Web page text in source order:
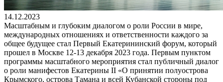
14.12.2023
Масштабным и глубоким диалогом о роли России в мире, международных отношениях и ответственности каждого за общее будущее стал Первый Екатерининский форум, который прошел в Москве 12-13 декабря 2023 года. Первым пунктом программы масштабного мероприятия стал публичный диалог о роли манифестов Екатерины II «О принятии полуострова Крымского, острова Тамана и всей Кубанской стороны под Российскую Державу» и «О приглашении иностранцев в Россию». Эти важные исторические документы, выпущенные 240 и 260 лет назад соответственно, стали концептуальной основой форума, призванного провести параллели между прошлым, настоящим и будущим, и показать, как в современных геополитических условиях Россия становится для жителей западных стран местом для новой жизни. В поисках стабильности и перспективы люди за рубежом всё чаще обращают свой взор на Россию, которая может стать для них «спасительным ковчегом», местом, где веками хранят традиционные духовно-нравственные ценности и сохраняют уникальную идентичность каждого народа. «Наша Конституция дает гарантии сохранения единства и культурного многообразия народов в Российской Федерации. Мы – страна, которая бережно относится к истории, традициям, языкам каждого народа, одновременно делая все для того, чтобы основной нашей идентичностью была общегосударственная общероссийская гражданская идентичность», – такими словами открыл форум заместитель руководителя Администрации Президента РФ, председатель президиума Совета при Президенте РФ по межнациональным отношениям Магомедсалам Магомедов. На Екатерининском форуме речь шла об огромном потенциале России. Несмотря на беспрецедентное внешнее давление, ключевым фактором для переселения является обеспеченность России всем, что необходимо для комфортной и устойчивой жизни – от масштабов территории и достатка природных ресурсов до экономических условий, при которых высококвалифицированные иностранные специалисты смогут реализовать себя в полной мере. «Семнадцать с половиной тысяч санкций направлено против нас. Мы приняли более двухсот законов, которые позволили нам серьезно улучшить ситуацию в экономике, укрепить обороноспособность, укрепить междунациональные отношения. Так что Россия отмобилизовалась в противостоянии трудностям, которые нам навязывают, и, не скрывая, ждут нашего развала. Становится очевидным, что все происходит с точностью наоборот: в правде – сила», – депутат Государственной Думы ФС РФ, председатель Общероссийской общественно-государственной организации «Ассамблея народов России» Владимир Васильев. Россия – большая многонациональная страна, которая несет на своих плечах ответственность за будущее мирового сообщества, сохраняет и продвигает традиционные духовно-нравственные ценности. Для разделяющих эти ценности, для тех, кто готов интегрироваться и жить по правилам общежития, которым не одна сотня лет, Россия предлагает достойные условия для новой жизни. «Вы даже себе не представляете, какое количество запросов наши посольства и консульства получают от людей, которые говорят о том, что хотели бы приехать в нашу страну для того, чтобы их дети получили возможность сохранять свою идентичность, быть мальчиками и девочками, такими, какими их создали родители. Когда мы начали получать эти запросы, это было несколько лет назад, честно вам скажу, это вызывало недоумение, а иногда такую внутреннюю улыбку. Мы даже не понимали, о чем идет речь, но это было примерно 8-9 лет назад. Люди обращались к нам, возможно, в их судьбе последнему арбитру, последнему другу, последнему способу сохранить идентичность, в том числе свои семьи», – обозначила в своем выступлении в рамках публичного диалога директор департамента информации и печати МИД РФ Мария Захарова. Андрей Бельянинов, Генеральный секретарь Ассамблеи народов Евразии привел конкретные факты и цифры: «Наши партнёры говорят о готовности 2,5 млн немцев переселиться в Россию. Это серьезный сигнал. Мне представляется важным, чтобы это было поддержано». В ходе публичного диалога потомок рода Екатерины II, германский журналист, президент «Deutsche Lebensbrücke e. В.» в Мюнхене, член правления «Альманаха де Гота» в Лондоне принц Эдуард фон Ангальт отметил, что в пространстве России сливаются культуры, традиции и менталитеты и это создает уникальную среду для процветания как коллективного, так и индивидуального развития: «Мы сегодня слышали много прекрасных примеров того, как сейчас живет Россия под гнетом санкций, и я думаю, что это можно сопоставить с теми временами, когда на троне правила Екатерина II. Также отмечу, что у каждого из народов России есть собственный сильный голос, и это действительно невероятно». Интересная дискуссия развернулась на площадке «Ответственность каждого за общее будущее», организатором которой стал Международный союз неправительственных организаций «Ассамблея народов Евразии». Здесь речь шла не только об укреплении международного сотрудничества средствами народной дипломатии, но и о тех вызовах и задачах, которые стоят сегодня перед обществом во всем мире. Генеральный секретарь Ассамблеи народов Евразии Андрей Бельянинов поднял важную тему – политику разделения по религиозному признаку, который используют сегодня те, кто пытается препятствовать развитию дружественных отношений между народами и государствами: «Политика разделения касается всех отраслей, всех областей человеческого знания и бытия. Получилось так, что иногда ислам ассоциируется с терроризмом. Это неправильно. Надо говорить об этом громко и говорить, что это неправильно! Появляется очень большое количество проповедников, лже-имамов, которые нигде не учились. Они проповедуют слово ислама, не понимая того, о чем говорят. Во всех религиях есть такие авантюристы. И когда, например, Саудовская Аравия или Катар заявляют, что хотят, чтобы ислам развивался – у людей, которые живут на этих территориях, возникает страх, что вдруг придут террористы. Это проблема и о ней нужно говорить». Соглашаясь с Андреем Бельяниновым в вопросе существования проблемы, член Парламента Королевства Бахрейн, Председатель Союза выпускников советских и российских вузов в Королевстве Бахрейн Юсиф Зейнал пояснил: «Я думаю, что в религии, в принципе нет разницы между людьми. То, что кто-то араб или не араб, какой у него цвет кожи - нет разницы, это точно. Я также могу сказать, что в последние годы, что-то случилось, не было такого отношения к исламу. Ислам – это мирная религия». При этом участник дискуссии отметил современные изменения, ведущие к миру и взаимопониманию между народами: «Мир меняется каждый день. Мы видим хорошие тренды к многополярному миру. Большинство из наций выступают за изменения мира. Но не только принципы нужно менять, но ещё и мировые структуры, которые все контролируют. Мы хотим, чтобы у нас был баланс, честность и справедливость по отношению к людям… Для нас БРИКС - хороший пример взаимодействия… Ассамблея народов Евразии сегодня объединяет людей на принципах сотрудничества, единства, равенства. У меня предложение - можем назвать нашу организацию не только Ассамблея народов Евразии, но и Ассамблея всего мира». Глубоко осмыслить каждому инструменты развития на уровне государств предложила Сопредседатель Генерального совета Ассамблеи народов Евразии, член государственной Комиссии Российской Федерации по делам ЮНЕСКО, Посол Доброй воли ЮНЕСКО Александра Очирова: «Нравственность и истина являются регулятором и самым главным ресурсом, который создал человека таким, каким он сегодня является. Не столько производительные силы, потребности человека, а эти категории, - сказала Александра Васильевна, - Сегодня очень важно понять, что в каждой стране, во всем мире присутствует одна проблема - проблема отсутствия стратегии». Разговор об инструментах развития общества, отношений между народами на сессии Ассамблеи народов Евразии «Ответственность каждого за общее будущее» поддержал Алексей Дзермант - директор «Центра изучения и развития континентальной интеграции «Северная Евразия» (Республика Беларусь): «Наша задача - найти подходы к развитию общества, которые бы гармонизировали этот мир. Вот тут возрастает роль народной дипломатии… Россия на протяжении всей истории была тем государством, цивилизацией, которая предлагала решения для гармонизации всего мира. Эта та самая идея ковчега». Также в рамках Екатерининского форума работало несколько секций и пленарное заседание «Россия в роли «нового ковчега» для Европы и всего мира». Ассамблея народов Евразии, как партнер форума, организовала несколько секций, где обсуждались ключевые проблемы сегодняшних международных отношений и инструментов развития государств. Опыт и положительные практики общественных объединений эксперты обсудили на секции «Поддержка соотечественников и друзей России за рубежом». Были представлены актуальные кейсы, где участники рассказывали о личных наработках в области продвижения русского языка и традиций в других странах и использования инструментов народной дипломатии для укрепления дружбы и добрососедства между государствами Евразии. На поддержание международного диалога по вопросам двустороннего взаимодействия России и стран Евразии в различных сферах экономической кооперации была направлена секция «Бизнес-дипломатия. От доверия людей к доверию экономик». Красочном финалом Первого Екатерининского форума стала церемония награждения победителей II Международного конкурса «Лидер народной дипломатии». Его организовала Ассамблея народов Евразии при поддержке Фонда президентских грантов. В Первом Екатерининском форуме приняли участие представители Администрации Президента РФ, МИДа России, ФАДН России, Россотрудничества, Росмолодежи, сенаторы и депутаты Госдумы, руководители регионов, ведущие эксперты в области истории России и межнациональных отношений, лидеры общероссийских межнациональных и национально-культурных объединений и международных организаций, издатели и журналисты федеральных СМИ, представители крупных корпораций, иностранные переселенцы и соотечественники, имеющие успешный опыт самореализации в